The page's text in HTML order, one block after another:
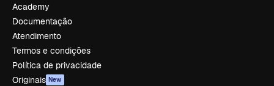
Academy
Documentação
Atendimento
Termos e condições
Política de privacidade
Originais New